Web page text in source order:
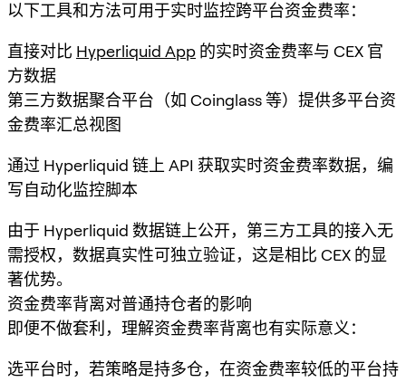
以下工具和方法可用于实时监控跨平台资金费率：
直接对比 Hyperliquid App 的实时资金费率与 CEX 官
方数据
第三方数据聚合平台（如 Coinglass 等）提供多平台资
金费率汇总视图
通过 Hyperliquid 链上 API 获取实时资金费率数据，编
写自动化监控脚本
由于 Hyperliquid 数据链上公开，第三方工具的接入无
需授权，数据真实性可独立验证，这是相比 CEX 的显
著优势。
资金费率背离对普通持仓者的影响
即便不做套利，理解资金费率背离也有实际意义：
选平台时，若策略是持多仓，在资金费率较低的平台持